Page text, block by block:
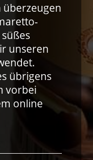
überzeugen
unseren
übrigens
vorbei
online